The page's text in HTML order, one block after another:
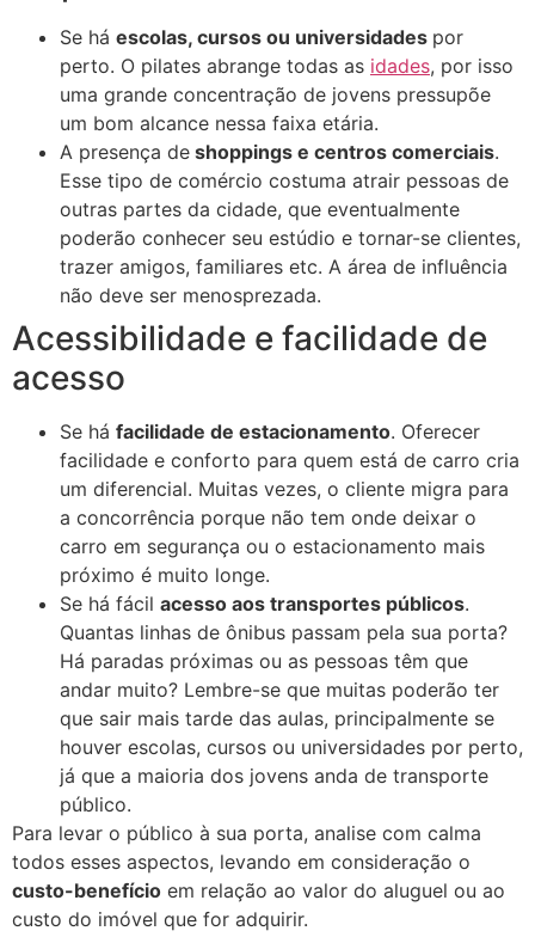
Se há escolas, cursos ou universidades por
perto. O pilates abrange todas as idades, por isso
uma grande concentração de jovens pressupõe
um bom alcance nessa faixa etária.
A presença de shoppings e centros comerciais.
Esse tipo de comércio costuma atrair pessoas de
outras partes da cidade, que eventualmente
poderão conhecer seu estúdio e tornar-se clientes,
trazer amigos, familiares etc. A área de influência
não deve ser menosprezada.
Acessibilidade e facilidade de
acesso
Se há facilidade de estacionamento. Oferecer
facilidade e conforto para quem está de carro cria
um diferencial. Muitas vezes, o cliente migra para
a concorrência porque não tem onde deixar o
carro em segurança ou o estacionamento mais
próximo é muito longe.
Se há fácil acesso aos transportes públicos.
Quantas linhas de ônibus passam pela sua porta?
Há paradas próximas ou as pessoas têm que
andar muito? Lembre-se que muitas poderão ter
que sair mais tarde das aulas, principalmente se
houver escolas, cursos ou universidades por perto,
já que a maioria dos jovens anda de transporte
público.
Para levar o público à sua porta, analise com calma
todos esses aspectos, levando em consideração o
custo-benefício em relação ao valor do aluguel ou ao
custo do imóvel que for adquirir.